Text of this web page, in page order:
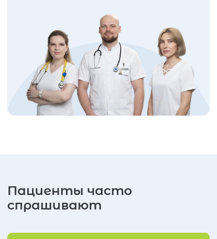
Пациенты часто
спрашивают